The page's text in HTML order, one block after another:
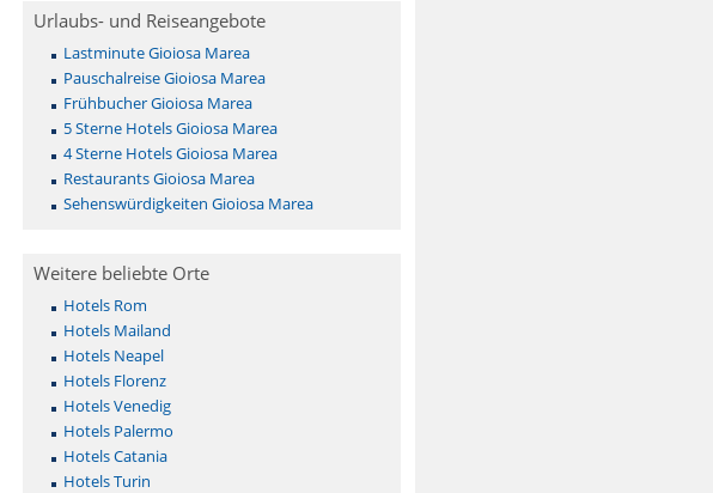
Urlaubs- und Reiseangebote
Lastminute Gioiosa Marea
Pauschalreise Gioiosa Marea
Frühbucher Gioiosa Marea
5 Sterne Hotels Gioiosa Marea
4 Sterne Hotels Gioiosa Marea
Restaurants Gioiosa Marea
Sehenswürdigkeiten Gioiosa Marea
Weitere beliebte Orte
Hotels Rom
Hotels Mailand
Hotels Neapel
Hotels Florenz
Hotels Venedig
Hotels Palermo
Hotels Catania
Hotels Turin